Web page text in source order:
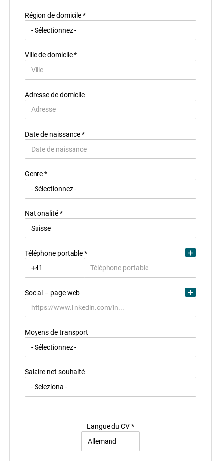
Région de domicile *
Ville de domicile *
Adresse de domicile
Pays de résidence *
Région/Canton de résidence *
Ville de résidence
Date de naissance *
Genre *
Nationalité *
Téléphone portable *
Social – page web
Moyens de transport
Salaire net souhaité
Langue du CV *